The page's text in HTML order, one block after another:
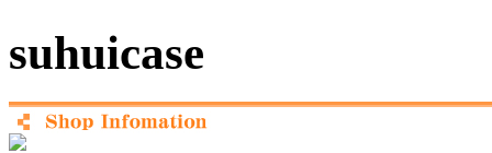
suhuicase